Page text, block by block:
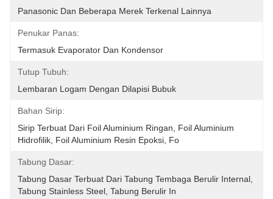
Panasonic Dan Beberapa Merek Terkenal Lainnya
Penukar Panas:
Termasuk Evaporator Dan Kondensor
Tutup Tubuh:
Lembaran Logam Dengan Dilapisi Bubuk
Bahan Sirip:
Sirip Terbuat Dari Foil Aluminium Ringan, Foil Aluminium
Hidrofilik, Foil Aluminium Resin Epoksi, Fo
Tabung Dasar:
Tabung Dasar Terbuat Dari Tabung Tembaga Berulir Internal,
Tabung Stainless Steel, Tabung Berulir In